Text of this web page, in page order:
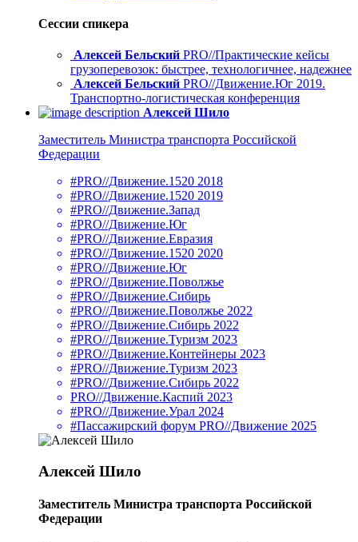
Сессии спикера
Алексей Бельский PRO//Практические кейсы
грузоперевозок: быстрее, технологичнее, надежнее
Алексей Бельский PRO//Движение.Юг 2019.
Транспортно-логистическая конференция
Алексей Шило
Заместитель Министра транспорта Российской
Федерации
#PRO//Движение.1520 2018
#PRO//Движение.1520 2019
#PRO//Движение.Запад
#PRO//Движение.Юг
#PRO//Движение.Евразия
#PRO//Движение.1520 2020
#PRO//Движение.Юг
#PRO//Движение.Поволжье
#PRO//Движение.Сибирь
#PRO//Движение.Поволжье 2022
#PRO//Движение.Сибирь 2022
#PRO//Движение.Туризм 2023
#PRO//Движение.Контейнеры 2023
#PRO//Движение.Туризм 2023
#PRO//Движение.Сибирь 2022
PRO//Движение.Каспий 2023
#PRO//Движение.Урал 2024
#Пассажирский форум PRO//Движение 2025
Алексей Шило
Заместитель Министра транспорта Российской
Федерации